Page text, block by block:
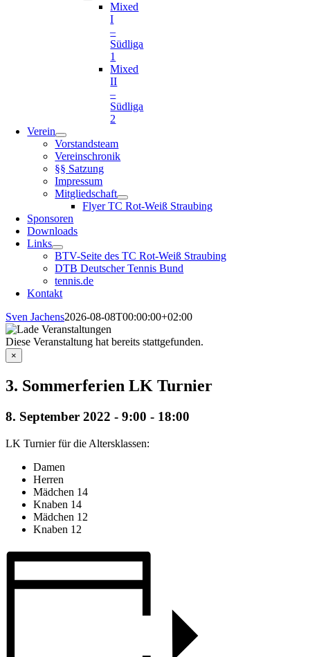
Mixed
I
–
Südliga
1
Mixed
II
–
Südliga
2
Verein
Vorstandsteam
Vereinschronik
§§ Satzung
Impressum
Mitgliedschaft
Flyer TC Rot-Weiß Straubing
Sponsoren
Downloads
Links
BTV-Seite des TC Rot-Weiß Straubing
DTB Deutscher Tennis Bund
tennis.de
Kontakt
Sven Jachens2026-08-08T00:00:00+02:00
Diese Veranstaltung hat bereits stattgefunden.
×
3. Sommerferien LK Turnier
8. September 2022 - 9:00 - 18:00
LK Turnier für die Altersklassen:
Damen
Herren
Mädchen 14
Knaben 14
Mädchen 12
Knaben 12